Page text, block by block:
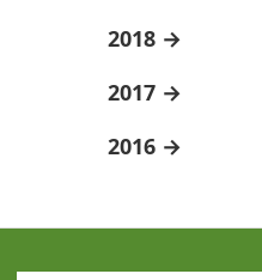
2018
2017
2016